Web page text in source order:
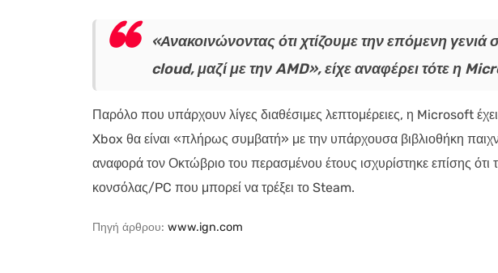
«Ανακοινώνοντας ότι χτίζουμε την επόμενη
cloud, μαζί με την AMD», είχε αναφέρει τότε η
Παρόλο που υπάρχουν λίγες διαθέσιμες λεπτομέρειες, η Microsoft έχει
Xbox θα είναι «πλήρως συμβατή» με την υπάρχουσα βιβλιοθήκη
αναφορά τον Οκτώβριο του περασμένου έτους ισχυρίστηκε επίσης
κονσόλας/PC που μπορεί να τρέξει το Steam.
Πηγή άρθρου: www.ign.com